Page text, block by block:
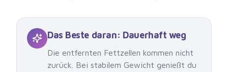
Das Beste daran: Dauerhaft weg
Die entfernten Fettzellen kommen nicht
zurück. Bei stabilem Gewicht genießt du